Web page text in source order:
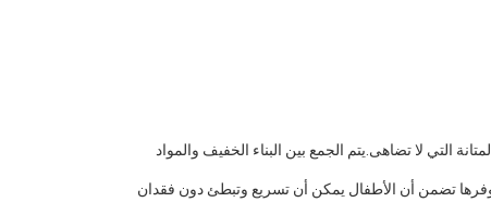
التي لا تضاهى.يتم الجمع بين البناء الخفيف والمواد
توفرها تضمن أن الأطفال يمكن أن تسريع وتبطئ دون فقدان